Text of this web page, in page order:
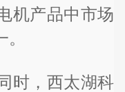
机产品中市场
时，西太湖科